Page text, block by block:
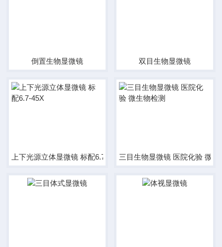
倒置生物显微镜 双目生物显微镜
上下光源立体显微镜 标配6.7-45X三目生物显微镜 医院化验 微生